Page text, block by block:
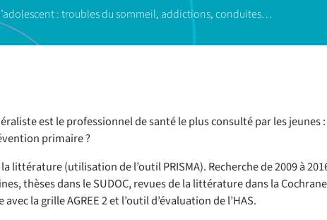
: troubles du sommeil, addictions, conduites…
est le professionnel de santé le plus consulté par les jeunes
primaire ?
la littérature (utilisation de l’outil PRISMA). Recherche de 2009 à
thèses dans le SUDOC, revues de la littérature dans la
la grille AGREE 2 et l’outil d’évaluation de l’HAS.